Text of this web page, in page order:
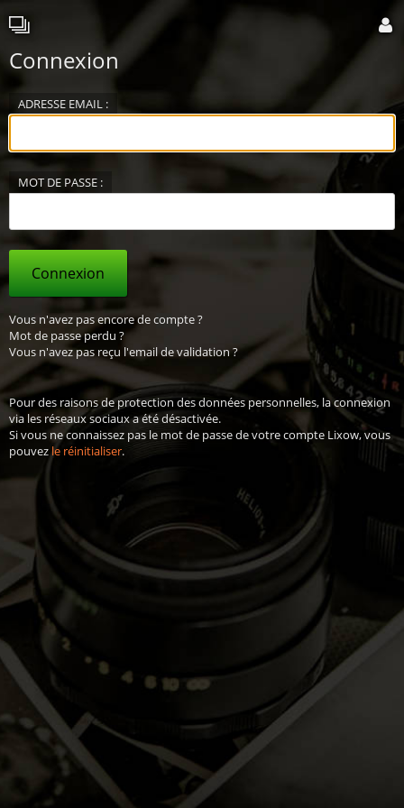
Connexion
ADRESSE EMAIL :
MOT DE PASSE :
Connexion
Vous n'avez pas encore de compte ?
Mot de passe perdu ?
Vous n'avez pas reçu l'email de validation ?
Pour des raisons de protection des données personnelles, la connexion
via les réseaux sociaux a été désactivée.
Si vous ne connaissez pas le mot de passe de votre compte Lixow, vous
pouvezle réinitialiser.